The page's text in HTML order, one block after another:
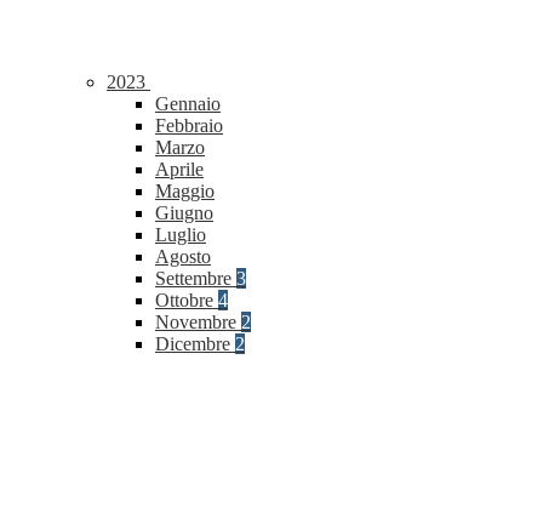
2023
Gennaio
Febbraio
Marzo
Aprile
Maggio
Giugno
Luglio
Agosto
Settembre 3
Ottobre 4
Novembre 2
Dicembre 2